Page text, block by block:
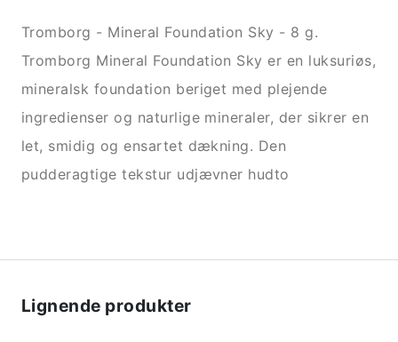
Tromborg - Mineral Foundation Sky - 8 g.
Tromborg Mineral Foundation Sky er en luksuriøs,
mineralsk foundation beriget med plejende
ingredienser og naturlige mineraler, der sikrer en
let, smidig og ensartet dækning. Den
pudderagtige tekstur udjævner hudto
Lignende produkter